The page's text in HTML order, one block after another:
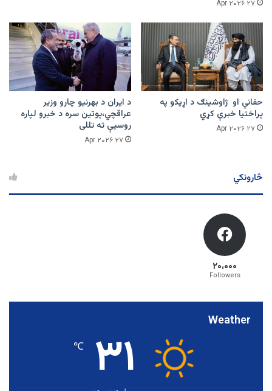
۲۷ Apr ۲۰۲۶
حقاني او ژاوشینګ د اړیکو په
پراختیا خبرې کړي
۲۷ Apr ۲۰۲۶
د ایران د بهرنیو چارو وزیر
عراقچي،پوتین سره د خبرو لپاره
روسیې ته تللی
۲۷ Apr ۲۰۲۶
څارونکي
۲۰،۰۰۰
Followers
Weather
۳۱ ℃